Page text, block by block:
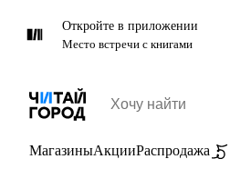
Откройте в приложении
Место встречи с книгами
МагазиныАкцииРаспродажа